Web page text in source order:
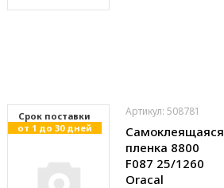
Cрок поставки
от 1 до 30 дней
Артикул: 508781
Самоклеящаяся
пленка 8800
F087 25/1260
Oracal